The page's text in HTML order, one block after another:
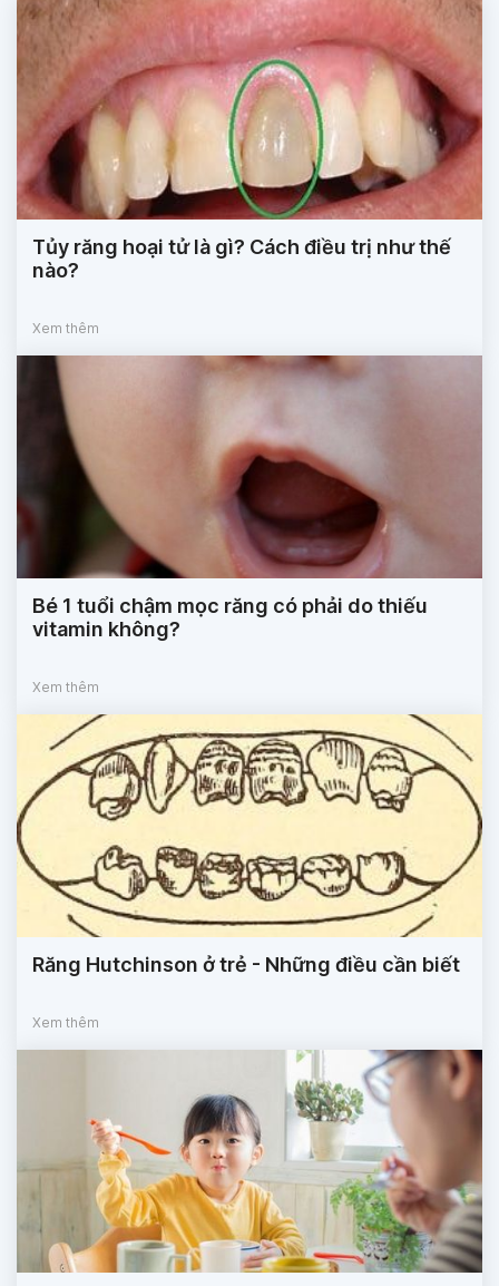
Tủy răng hoại tử là gì? Cách điều trị như thế
nào?
Xem thêm
Bé 1 tuổi chậm mọc răng có phải do thiếu
vitamin không?
Xem thêm
Răng Hutchinson ở trẻ - Những điều cần biết
Xem thêm